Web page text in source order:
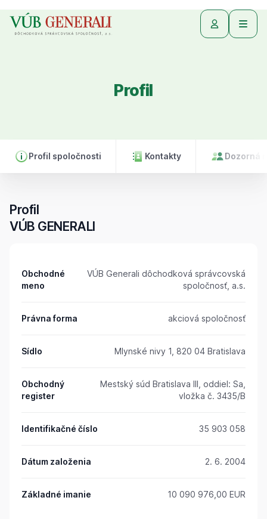
Profil
Profil spoločnosti Kontakty Dozorná
Profil
VÚB GENERALI
Obchodné
meno
VÚB Generali dôchodková správcovská
spoločnosť, a.s.
Právna forma akciová spoločnosť
Sídlo Mlynské nivy 1, 820 04 Bratislava
Obchodný
register
Mestský súd Bratislava III, oddiel: Sa,
vložka č. 3435/B
Identifikačné číslo 35 903 058
Dátum založenia 2. 6. 2004
Základné imanie 10 090 976,00 EUR